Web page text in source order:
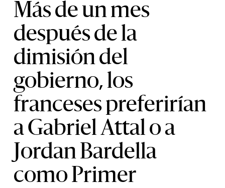
Más de un mes
después de la
dimisión del
gobierno, los
franceses preferirían
a Gabriel Attal o a
Jordan Bardella
como Primer